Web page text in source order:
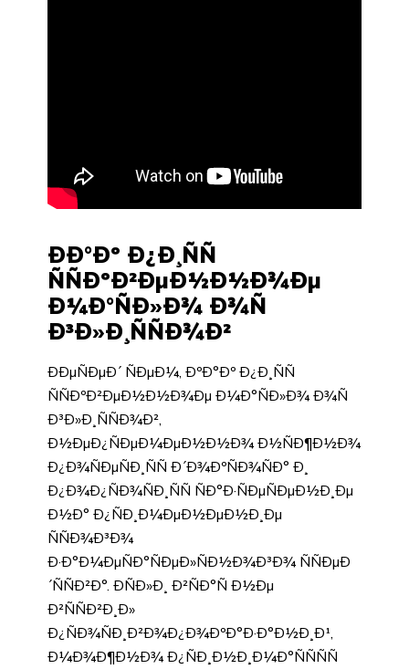
ÐÐ°Ðº Ð¿Ð¸ÑÑ
ÑÑÐºÐ²ÐµÐ½Ð½Ð¾Ðµ
Ð¼Ð°ÑÐ»Ð¾ Ð¾Ñ
Ð³Ð»Ð¸ÑÑÐ¾Ð²
ÐÐµÑÐµÐ´ ÑÐµÐ¼, ÐºÐ°Ðº Ð¿Ð¸ÑÑ
ÑÑÐºÐ²ÐµÐ½Ð½Ð¾Ðµ Ð¼Ð°ÑÐ»Ð¾ Ð¾Ñ
Ð³Ð»Ð¸ÑÑÐ¾Ð²,
Ð½ÐµÐ¿ÑÐµÐ¼ÐµÐ½Ð½Ð¾ Ð½ÑÐ¶Ð½Ð¾
Ð¿Ð¾ÑÐµÑÐ¸ÑÑ Ð´Ð¾ÐºÑÐ¾ÑÐ° Ð¸
Ð¿Ð¾Ð¿ÑÐ¾ÑÐ¸ÑÑ ÑÐ°Ð·ÑÐµÑÐµÐ½Ð¸Ðµ
Ð½Ð° Ð¿ÑÐ¸Ð¼ÐµÐ½ÐµÐ½Ð¸Ðµ
ÑÑÐ¾Ð³Ð¾
Ð·Ð°Ð¼ÐµÑÐ°ÑÐµÐ»ÑÐ½Ð¾Ð³Ð¾ ÑÑÐµÐ
´ÑÑÐ²Ð°. ÐÑÐ»Ð¸ Ð²ÑÐ°Ñ Ð½Ðµ
Ð²ÑÑÐ²Ð¸Ð»
Ð¿ÑÐ¾ÑÐ¸Ð²Ð¾Ð¿Ð¾ÐºÐ°Ð·Ð°Ð½Ð¸Ð¹,
Ð¼Ð¾Ð¶Ð½Ð¾ Ð¿ÑÐ¸Ð½Ð¸Ð¼Ð°ÑÑÑÑ